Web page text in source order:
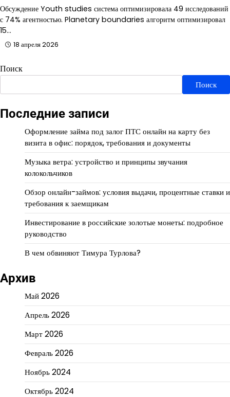
Обсуждение Youth studies система оптимизировала 49 исследований
с 74% агентностью. Planetary boundaries алгоритм оптимизировал
15…
18 апреля 2026
Поиск
Поиск
Последние записи
Оформление займа под залог ПТС онлайн на карту без
визита в офис: порядок, требования и документы
Музыка ветра: устройство и принципы звучания
колокольчиков
Обзор онлайн-займов: условия выдачи, процентные ставки и
требования к заемщикам
Инвестирование в российские золотые монеты: подробное
руководство
В чем обвиняют Тимура Турлова?
Архив
Май 2026
Апрель 2026
Март 2026
Февраль 2026
Ноябрь 2024
Октябрь 2024